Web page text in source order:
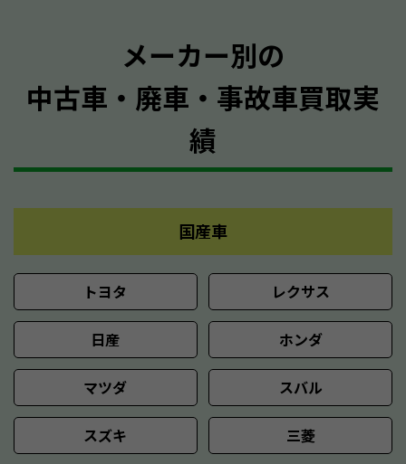
メーカー別の
中古車・廃車・事故車買取実
績
国産車
トヨタ レクサス
日産 ホンダ
マツダ スバル
スズキ 三菱